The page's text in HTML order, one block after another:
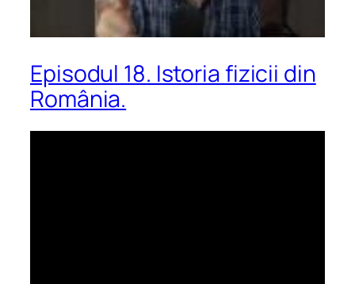
Episodul 18. Istoria fizicii din
România.